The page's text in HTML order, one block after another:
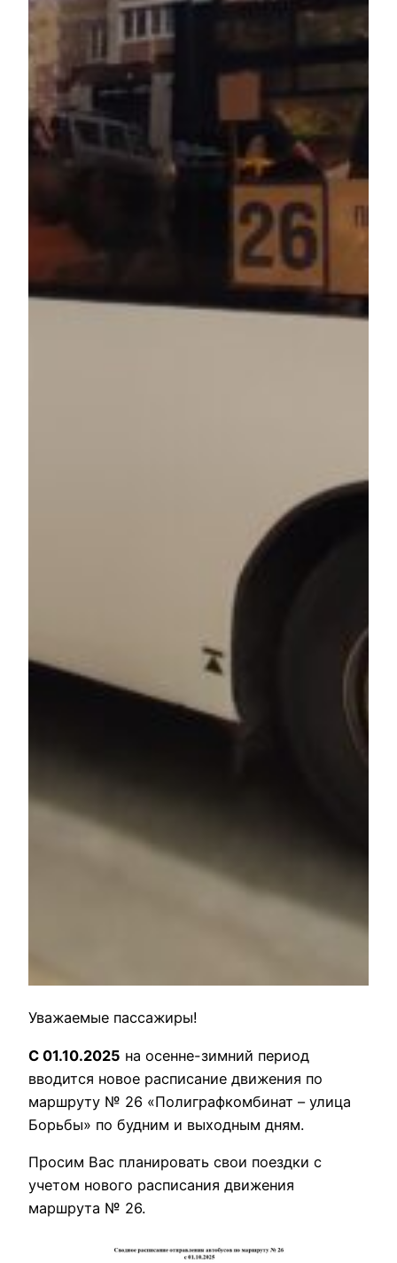
Уважаемые пассажиры!
С 01.10.2025 на осенне-зимний период
вводится новое расписание движения по
маршруту № 26 «Полиграфкомбинат – улица
Борьбы» по будним и выходным дням.
Просим Вас планировать свои поездки с
учетом нового расписания движения
маршрута № 26.